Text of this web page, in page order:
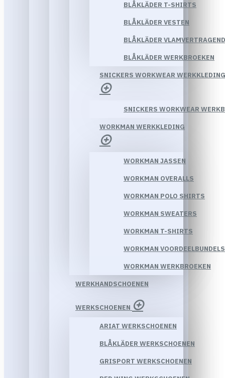
BLÅKLÄDER T-SHIRTS
BLÅKLÄDER VESTEN
BLÅKLÄDER
BLÅKLÄDER WERKBROEKEN
SNICKERS WORKWEAR WERKKLEDING
SNICKERS WORKWEAR
WORKMAN WERKKLEDING
WORKMAN JASSEN
WORKMAN OVERALLS
WORKMAN POLO SHIRTS
WORKMAN SWEATERS
WORKMAN T-SHIRTS
WORKMAN VOORDEELBUNDELS
WORKMAN WERKBROEKEN
WERKHANDSCHOENEN
WERKSCHOENEN
ARIAT WERKSCHOENEN
BLÅKLÄDER WERKSCHOENEN
GRISPORT WERKSCHOENEN